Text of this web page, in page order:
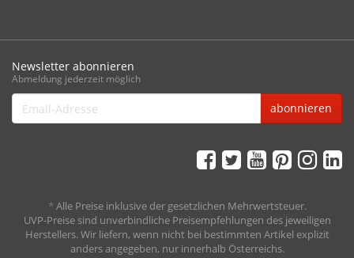
Newsletter abonnieren
Abmeldung jederzeit möglich
Email-
Adresse
abonnieren
*Alle Preise inklusive der gesetzlichen Mehrwertsteuer.
UVP-Preise sind unverbindliche Preisempfehlungen des jeweiligen
Herstellers. Wir liefern, wenn nicht bei bestimmten Artikel explizit
anders angegeben, nur innerhalb Österreichs.